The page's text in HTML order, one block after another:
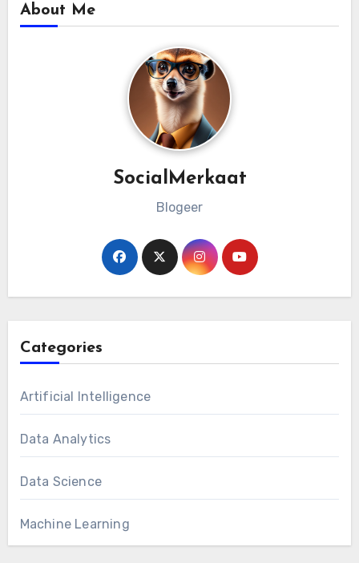
About Me
SocialMerkaat
Blogeer
Categories
Artificial Intelligence
Data Analytics
Data Science
Machine Learning